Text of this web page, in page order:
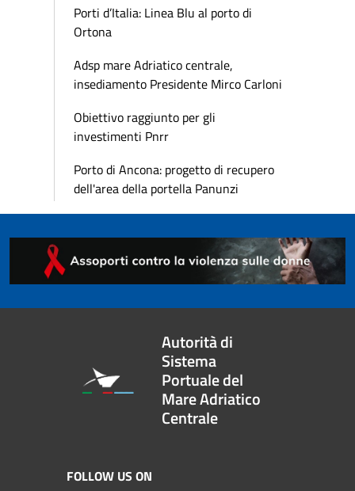
Porti d’Italia: Linea Blu al porto di
Ortona
Adsp mare Adriatico centrale,
insediamento Presidente Mirco Carloni
Obiettivo raggiunto per gli
investimenti Pnrr
Porto di Ancona: progetto di recupero
dell'area della portella Panunzi
Autorità di
Sistema
Portuale del
Mare Adriatico
Centrale
FOLLOW US ON